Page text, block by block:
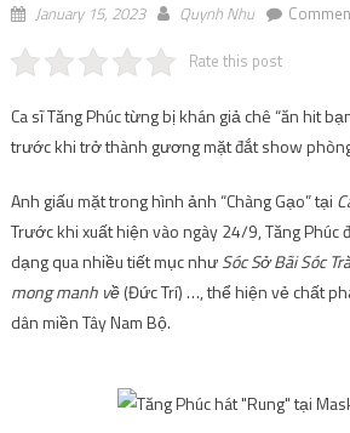
January 15, 2023 Quynh Nhu
Rate this post
Ca sĩ Tăng Phúc từng bị khán giả chê “ăn hit
trước khi trở thành gương mặt đắt show
Anh giấu mặt trong hình ảnh “Chàng Gạo” tại
Trước khi xuất hiện vào ngày 24/9, Tăng Phúc
dạng qua nhiều tiết mục nhưSóc Sở Bãi Sóc
mong manh về(Đức Trí) …, thể hiện vẻ chất
dân miền Tây Nam Bộ.